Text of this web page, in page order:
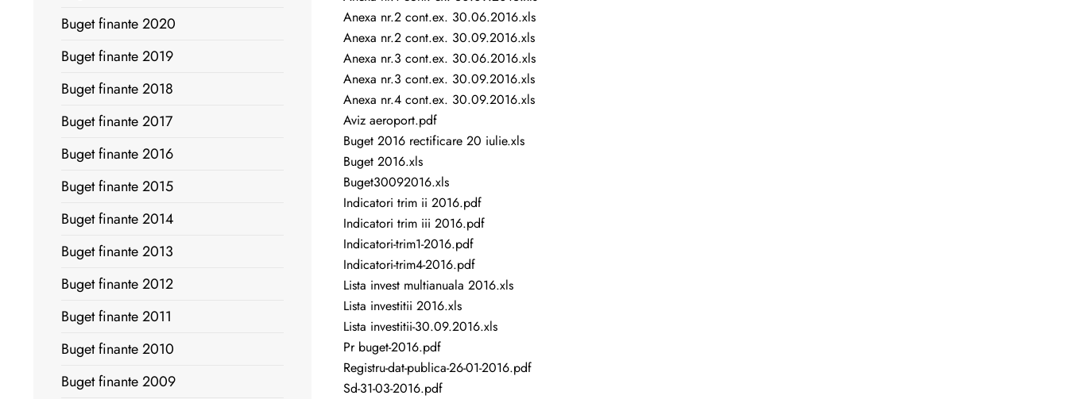
Anexa nr.2 cont.ex. 30.06.2016.xls
Anexa nr.2 cont.ex. 30.09.2016.xls
Anexa nr.3 cont.ex. 30.06.2016.xls
Anexa nr.3 cont.ex. 30.09.2016.xls
Anexa nr.4 cont.ex. 30.09.2016.xls
Aviz aeroport.pdf
Buget 2016 rectificare 20 iulie.xls
Buget 2016.xls
Buget30092016.xls
Indicatori trim ii 2016.pdf
Indicatori trim iii 2016.pdf
Indicatori-trim1-2016.pdf
Indicatori-trim4-2016.pdf
Lista invest multianuala 2016.xls
Lista investitii 2016.xls
Lista investitii-30.09.2016.xls
Pr buget-2016.pdf
Registru-dat-publica-26-01-2016.pdf
Sd-31-03-2016.pdf
Buget finante 2020
Buget finante 2019
Buget finante 2018
Buget finante 2017
Buget finante 2016
Buget finante 2015
Buget finante 2014
Buget finante 2013
Buget finante 2012
Buget finante 2011
Buget finante 2010
Buget finante 2009